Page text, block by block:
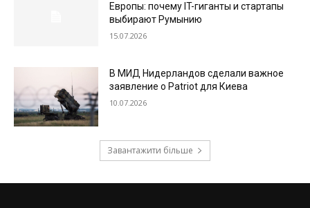
Европы: почему IT-гиганты и стартапы
выбирают Румынию
15.07.2026
В МИД Нидерландов сделали важное
заявление о Patriot для Киева
10.07.2026
Завантажити більше